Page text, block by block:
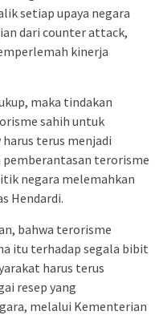
setiap upaya negara
dari counter attack,
kinerja
maka tindakan
sahih untuk
terus menjadi
pemberantasan terorisme
negara melemahkan
Hendardi.
bahwa terorisme
itu terhadap segala bibit
harus terus
resep yang
melalui Kementerian